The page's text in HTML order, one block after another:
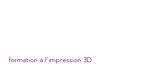
formation à l'impression 3D